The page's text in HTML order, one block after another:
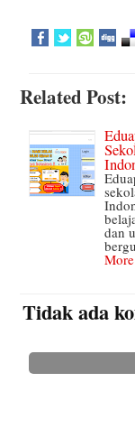
Related Post:
dan
More
Tidak ada